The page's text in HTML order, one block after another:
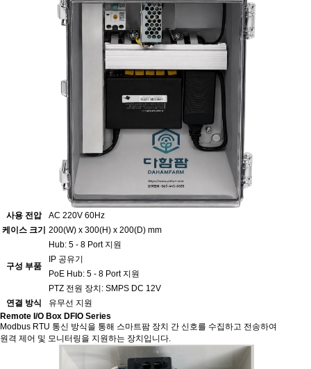
사용 전압
AC 220V 60Hz
케이스 크기
200(W) x 300(H) x 200(D) mm
구성 부품
Hub: 5 - 8 Port 지원
IP 공유기
PoE Hub: 5 - 8 Port 지원
PTZ 전원 장치: SMPS DC 12V
연결 방식
유무선 지원
Remote I/O Box DFIO Series
Modbus RTU 통신 방식을 통해 스마트팜 장치 간 신호를 수집하고 전송하여
원격 제어 및 모니터링을 지원하는 장치입니다.